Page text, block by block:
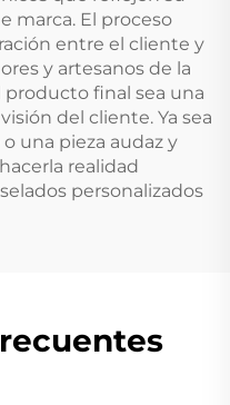
marca. El proceso
entre el cliente y
y artesanos de la
final sea una
del cliente. Ya sea
una pieza audaz y
realidad
personalizados